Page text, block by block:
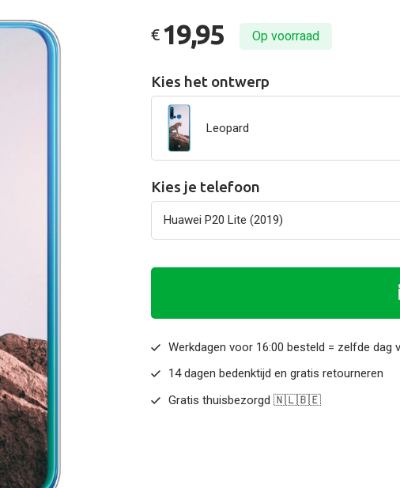
€ 19,95 Op voorraad
Kies het ontwerp
Leopard
Kies je telefoon
Werkdagen voor 16:00 besteld = zelfde dag
14 dagen bedenktijd en gratis retourneren
Gratis thuisbezorgd 🇳🇱🇧🇪